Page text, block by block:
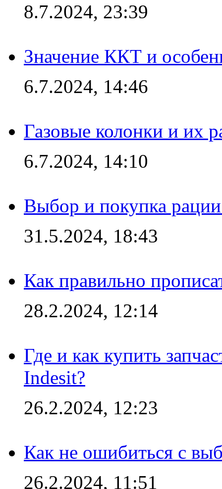
8.7.2024, 23:39
Значение ККТ и
6.7.2024, 14:46
Газовые колонки и их
6.7.2024, 14:10
Выбор и покупка
31.5.2024, 18:43
Как правильно
28.2.2024, 12:14
Где и как купить
Indesit?
26.2.2024, 12:23
Как не ошибиться с
26.2.2024, 11:51